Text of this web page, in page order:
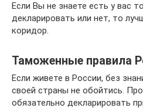
Если Вы не знаете есть у вас
декларировать или нет, то
коридор.
Таможенные правила
Если живете в России, без
своей страны не обойтись.
обязательно декларировать